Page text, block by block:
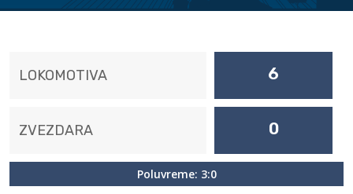
LOKOMOTIVA 6
ZVEZDARA 0
Poluvreme: 3:0